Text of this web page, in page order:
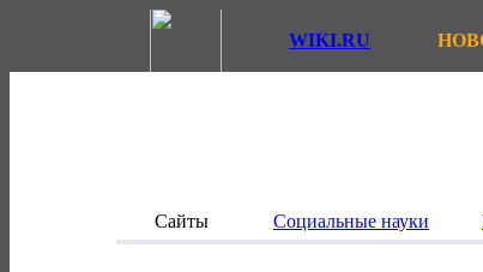
WIKI.RU
Сайты Социальные науки